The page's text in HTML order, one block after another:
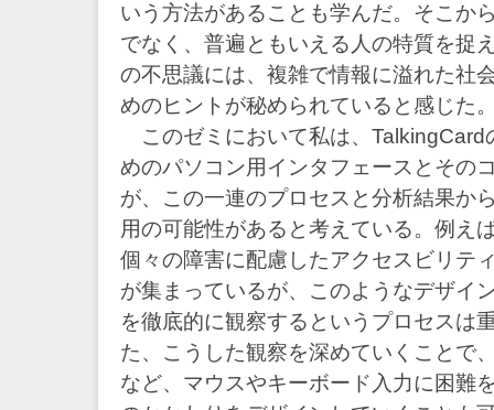
いう方法があることも学んだ。そこか
でなく、普遍ともいえる人の特質を捉
の不思議には、複雑で情報に溢れた社
めのヒントが秘められていると感じた
このゼミにおいて私は、TalkingCard
めのパソコン用インタフェースとその
が、この一連のプロセスと分析結果か
用の可能性があると考えている。例え
個々の障害に配慮したアクセスビリテ
が集まっているが、このようなデザイ
を徹底的に観察するというプロセスは
た、こうした観察を深めていくことで
など、マウスやキーボード入力に困難